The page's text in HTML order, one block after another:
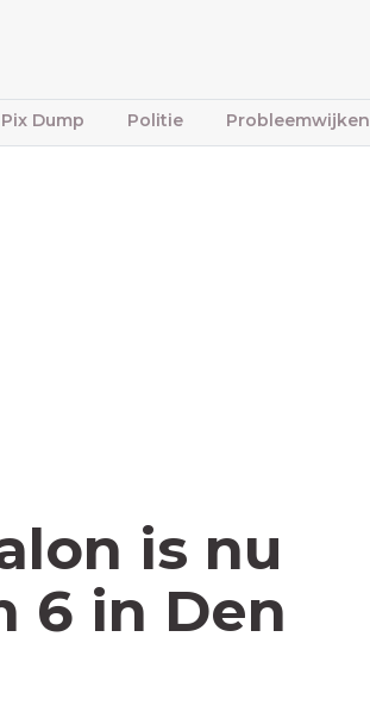
Pix Dump Politie Probleemwijken
is nu
6 in Den